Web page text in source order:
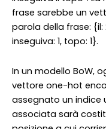
frase sarebbe un
parola della frase: {il:
inseguiva: 1, topo: 1}.
In un modello BoW,
vettore one-hot
assegnato un indice
associata sarà